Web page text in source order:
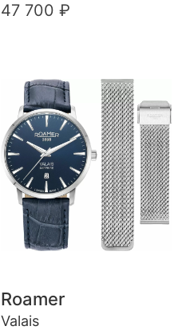
47 700 ₽
Roamer
Valais